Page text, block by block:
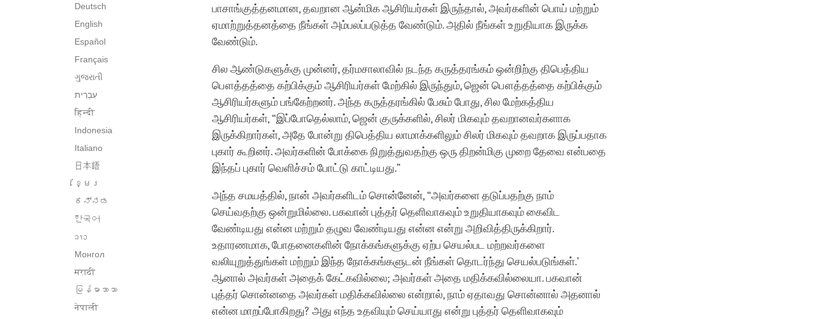
Deutsch
English
Español
Français
ગુજરાતી
हिन्दी
Indonesia
Italiano
日本語
ខ្មែរ
ಕನ್ನಡ
한국어
ລາວ
Монгол
मराठी
မြန်မာဘာသာ
नेपाली
பாசாங்குத்தனமான, தவறான ஆன்மிக ஆசிரியர்கள் இருந்தால், அவர்களின் பொய் மற்றும்
ஏமாற்றுத்தனத்தை நீங்கள் அம்பலப்படுத்த வேண்டும். அதில் நீங்கள் உறுதியாக இருக்க
வேண்டும்.
சில ஆண்டுகளுக்கு முன்னர், தர்மசாலாவில் நடந்த கருத்தரங்கம் ஒன்றிற்கு திபெத்திய
பௌத்தத்தை கற்பிக்கும் ஆசிரியர்கள் மேற்கில் இருந்தும், ஜென் பௌத்தத்தை கற்பிக்கும்
ஆசிரியர்களும் பங்கேற்றனர். அந்த கருத்தரங்கில் பேசும் போது, சில மேற்கத்திய
ஆசிரியர்கள், “இப்போதெல்லாம், ஜென் குருக்களில், சிலர் மிகவும் தவறானவர்களாக
இருக்கிறார்கள், அதே போன்று திபெத்திய லாமாக்களிலும் சிலர் மிகவும் தவறாக இருப்பதாக
புகார் கூறினர். அவர்களின் போக்கை நிறுத்துவதற்கு ஒரு திறன்மிகு முறை தேவை என்பதை
இந்தப் புகார் வெளிச்சம் போட்டு காட்டியது.”
அந்த சமயத்தில், நான் அவர்களிடம் சொன்னேன், “அவர்களை தடுப்பதற்கு நாம்
செய்வதற்கு ஒன்றுமில்லை. பகவான் புத்தர் தெளிவாகவும் உறுதியாகவும் கைவிட
வேண்டியது என்ன மற்றும் தழுவ வேண்டியது என்ன என்று அறிவித்திருக்கிறார்.
உதாரணமாக, போதனைகளின் நோக்கங்களுக்கு ஏற்ப செயல்பட மற்றவர்களை
வலியுறுத்துங்கள் மற்றும் இந்த நோக்கங்களுடன் நீங்கள் தொடர்ந்து செயல்படுங்கள்.’
ஆனால் அவர்கள் அதைக் கேட்கவில்லை; அவர்கள் அதை மதிக்கவில்லையா. பகவான்
புத்தர் சொன்னதை அவர்கள் மதிக்கவில்லை என்றால், நாம் ஏதாவது சொன்னால் அதனால்
என்ன மாறப்போகிறது? அது எந்த உதவியும் செய்யாது என்று புத்தர் தெளிவாகவும்